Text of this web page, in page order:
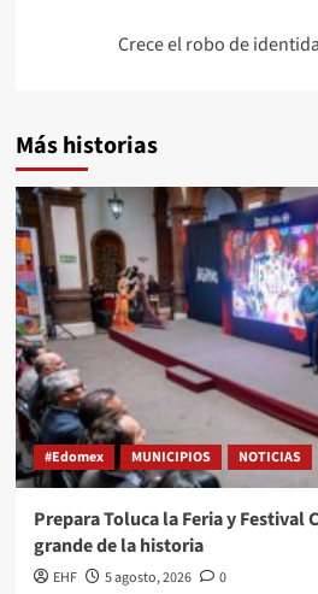
Crece el robo de
Más historias
#Edomex MUNICIPIOS NOTICIAS
Prepara Toluca la Feria y Festival
grande de la historia
EHF 5 agosto, 2026 0